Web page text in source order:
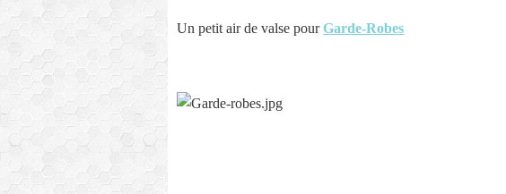
Un petit air de valse pourGarde-Robes